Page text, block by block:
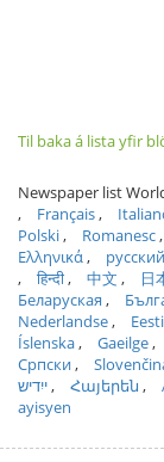
Til baka á lista yfir
Newspaper list
Français
Polski
Romanesc
Ελληνικά
हिन्दी
中文 日
Беларуская
Nederlandse
Eesti
Íslenska
Gaeilge
Српски
ייִדיש
Հայերեն
ayisyen